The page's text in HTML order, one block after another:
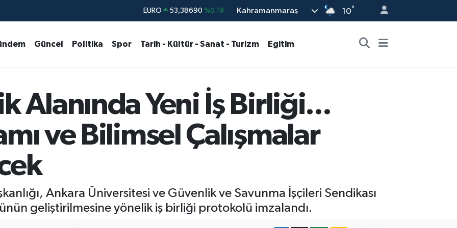
STERLİN 61,60380 %0.18
BİST100 14.598,00 %0
EURO 53,38690 %0.19
Kahramanmaraş 10°
Güncel Politika Spor Tarih - Kültür - Sanat - Turizm Eğitim
Alanında Yeni İş Birliği...
ve Bilimsel Çalışmalar
Ankara Üniversitesi ve Güvenlik ve Savunma İşçileri Sendikası
geliştirilmesine yönelik iş birliği protokolü imzalandı.